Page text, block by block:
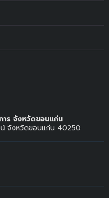
ร จังหวัดขอนแก่น
จังหวัดขอนแก่น 40250